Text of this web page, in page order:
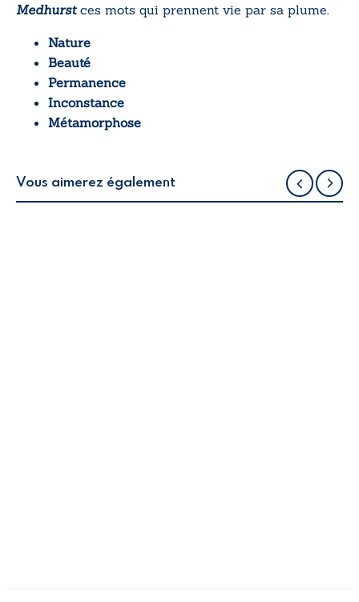
Medhurstces mots qui prennent vie par sa plume.
Nature
Beauté
Permanence
Inconstance
Métamorphose
Vous aimerez également